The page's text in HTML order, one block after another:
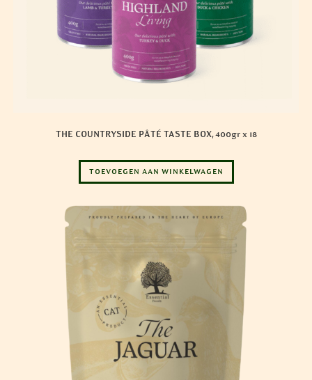
THE COUNTRYSIDE PÂTÉ TASTE BOX, 400gr x 18
TOEVOEGEN AAN WINKELWAGEN